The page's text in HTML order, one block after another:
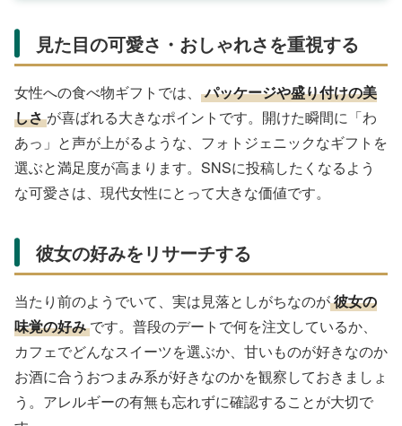
見た目の可愛さ・おしゃれさを重視する
女性への食べ物ギフトでは、
パッケージや盛り付けの美
しさ が喜ばれる大きなポイントです。開けた瞬間に「わ
あっ」と声が上がるような、フォトジェニックなギフトを
選ぶと満足度が高まります。SNSに投稿したくなるよう
な可愛さは、現代女性にとって大きな価値です。
彼女の好みをリサーチする
当たり前のようでいて、実は見落としがちなのが彼女の
味覚の好み です。普段のデートで何を注文しているか、
カフェでどんなスイーツを選ぶか、甘いものが好きなのか
お酒に合うおつまみ系が好きなのかを観察しておきましょ
う。アレルギーの有無も忘れずに確認することが大切で